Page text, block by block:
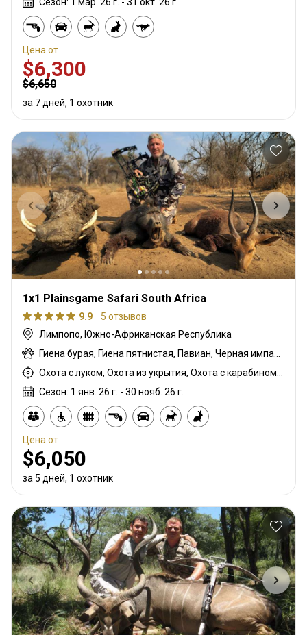
Сезон: 1 мар. 26 г. - 31 окт. 26 г.
Цена от
$6,300
$6,650
за 7 дней, 1 охотник
1x1 Plainsgame Safari South Africa
9.9
5 отзывов
Лимпопо, Южно-Африканская Республика
Сезон: 1 янв. 26 г. - 30 нояб. 26 г.
Цена от
$6,050
за 5 дней, 1 охотник